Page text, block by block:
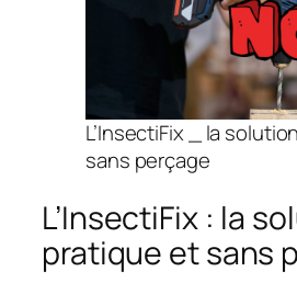
L’InsectiFix _ la
sans perçage
L’InsectiFix : la
pratique et sans